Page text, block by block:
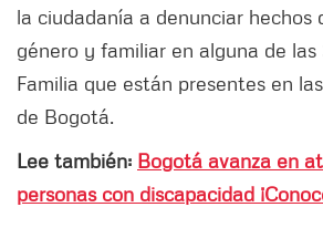
la ciudadanía a denunciar hechos
género y familiar en alguna de las
Familia que están presentes en
de Bogotá.
Lee también: Bogotá avanza en
personas con discapacidad